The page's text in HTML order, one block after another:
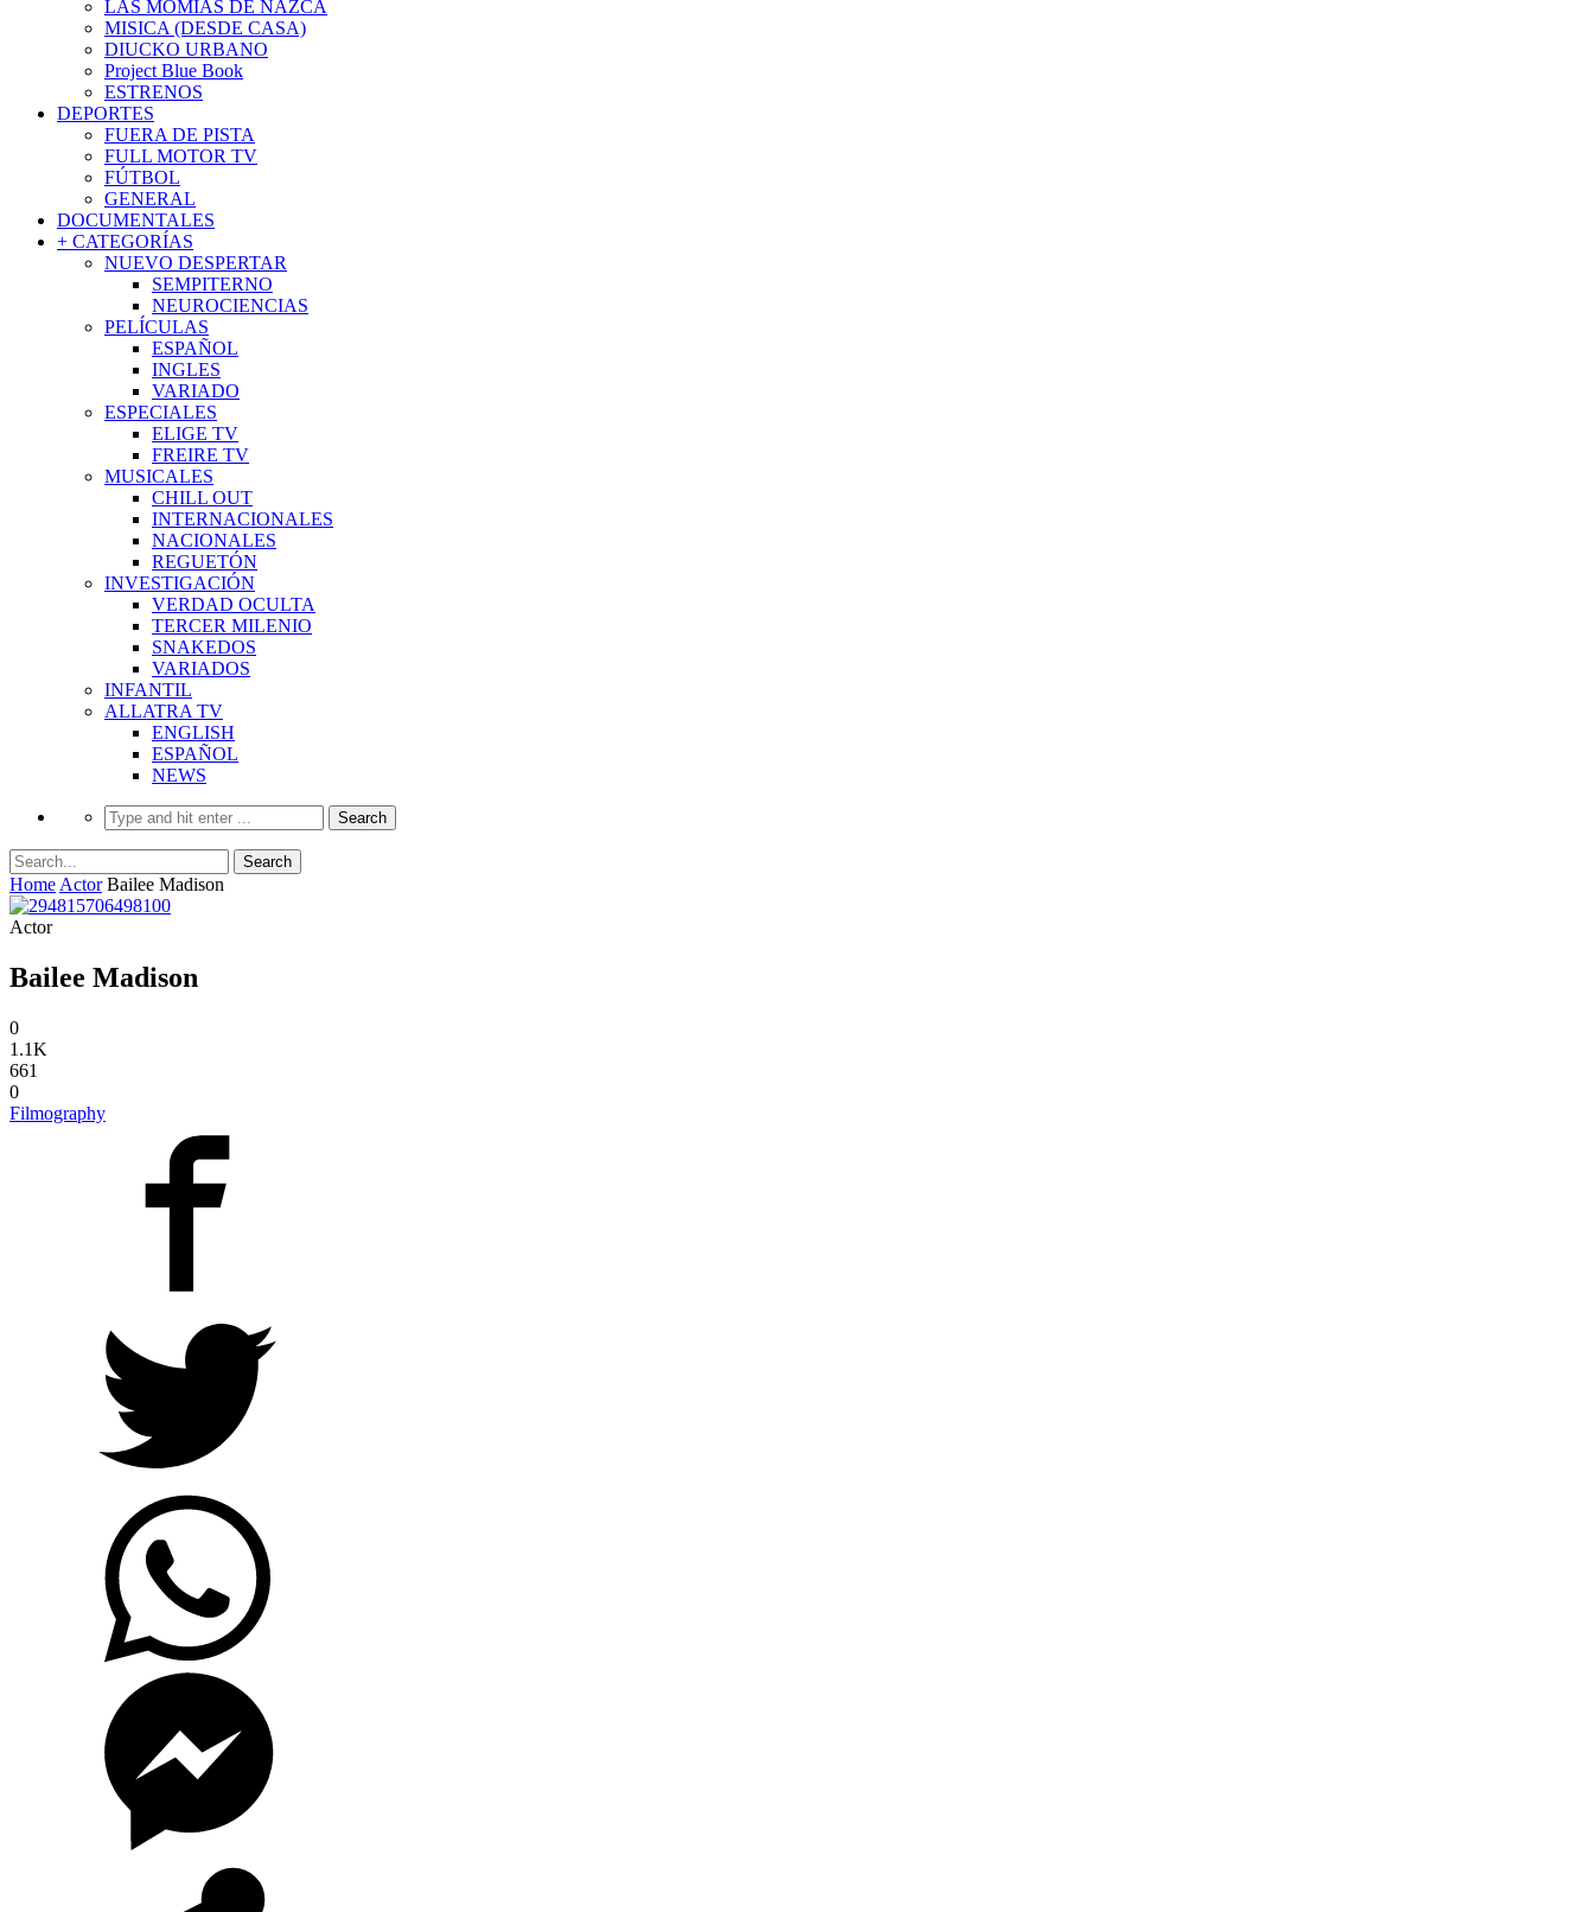
LAS MOMIAS DE NAZCA
MISICA (DESDE CASA)
DIUCKO URBANO
Project Blue Book
ESTRENOS
DEPORTES
FUERA DE PISTA
FULL MOTOR TV
FÚTBOL
GENERAL
DOCUMENTALES
+ CATEGORÍAS
NUEVO DESPERTAR
SEMPITERNO
NEUROCIENCIAS
PELÍCULAS
ESPAÑOL
INGLES
VARIADO
ESPECIALES
ELIGE TV
FREIRE TV
MUSICALES
CHILL OUT
INTERNACIONALES
NACIONALES
REGUETÓN
INVESTIGACIÓN
VERDAD OCULTA
TERCER MILENIO
SNAKEDOS
VARIADOS
INFANTIL
ALLATRA TV
ENGLISH
ESPAÑOL
NEWS
Home Actor Bailee Madison
Actor
Bailee Madison
0
1.1K
661
0
Filmography